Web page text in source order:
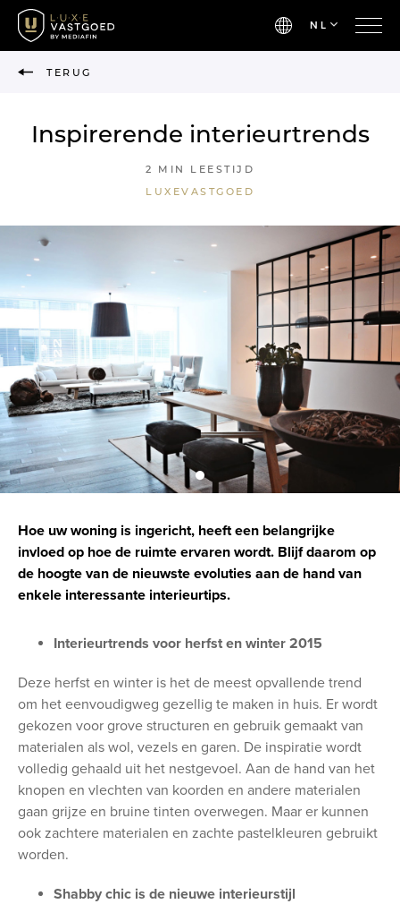
NL
TERUG
Inspirerende interieurtrends
2 MIN LEESTIJD
LUXEVASTGOED
Hoe uw woning is ingericht, heeft een belangrijke
invloed op hoe de ruimte ervaren wordt. Blijf daarom op
de hoogte van de nieuwste evoluties aan de hand van
enkele interessante interieurtips.
Interieurtrends voor herfst en winter 2015
Deze herfst en winter is het de meest opvallende trend
om het eenvoudigweg gezellig te maken in huis. Er wordt
gekozen voor grove structuren en gebruik gemaakt van
materialen als wol, vezels en garen. De inspiratie wordt
volledig gehaald uit het nestgevoel. Aan de hand van het
knopen en vlechten van koorden en andere materialen
gaan grijze en bruine tinten overwegen. Maar er kunnen
ook zachtere materialen en zachte pastelkleuren gebruikt
worden.
Shabby chic is de nieuwe interieurstijl